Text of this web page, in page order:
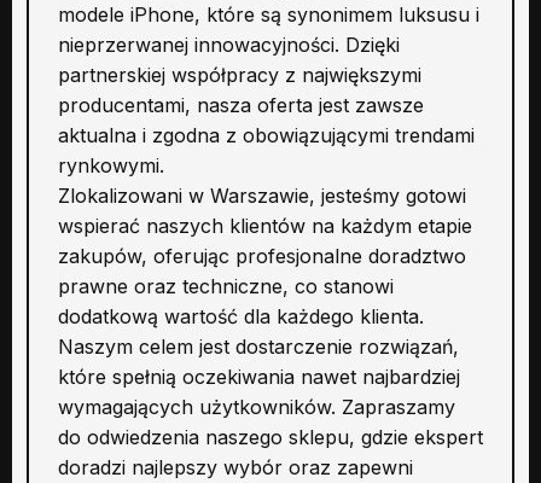
modele iPhone, które są synonimem luksusu i
nieprzerwanej innowacyjności. Dzięki
partnerskiej współpracy z największymi
producentami, nasza oferta jest zawsze
aktualna i zgodna z obowiązującymi trendami
rynkowymi.
Zlokalizowani w Warszawie, jesteśmy gotowi
wspierać naszych klientów na każdym etapie
zakupów, oferując profesjonalne doradztwo
prawne oraz techniczne, co stanowi
dodatkową wartość dla każdego klienta.
Naszym celem jest dostarczenie rozwiązań,
które spełnią oczekiwania nawet najbardziej
wymagających użytkowników. Zapraszamy
do odwiedzenia naszego sklepu, gdzie ekspert
doradzi najlepszy wybór oraz zapewni